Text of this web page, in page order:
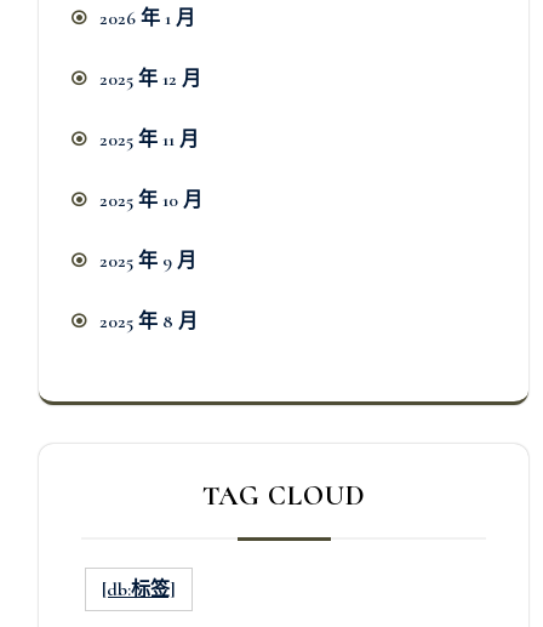
2026 年 1 月
2025 年 12 月
2025 年 11 月
2025 年 10 月
2025 年 9 月
2025 年 8 月
TAG CLOUD
[db:标签]